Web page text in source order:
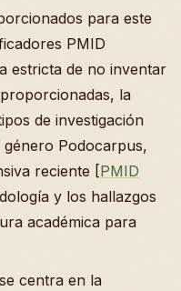
para este
PMID
estricta de no inventar
la
de investigación
Podocarpus,
reciente [PMID
y los hallazgos
académica para
centra en la